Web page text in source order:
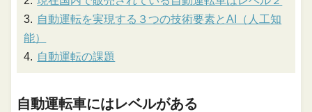
自動運転を実現する３つの技術要素とAI（人工知
能）
自動運転の課題
自動運転車にはレベルがある